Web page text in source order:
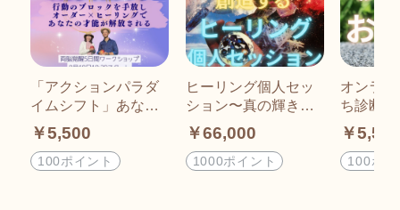
「アクションパラダ
イムシフト」あなた
の人生を大きく飛躍
させる5日間WS
￥5,500
100ポイント
ヒーリング個人セッ
ション〜真の輝きを
引き出し理想の人生
を創造〜
￥66,000
1000ポイント
オンラ
ち診断
￥
100ポイ